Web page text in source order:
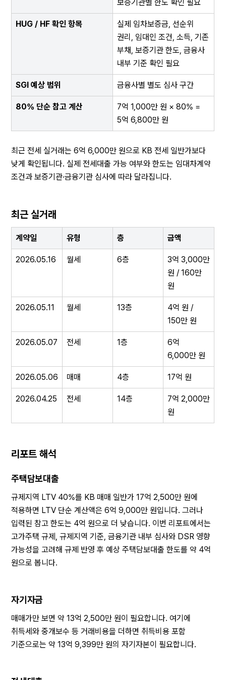
보증기관별 한도 확인 필요
HUG / HF 확인 항목
실제 임차보증금, 선순위
권리, 임대인 조건, 소득, 기존
부채, 보증기관 한도, 금융사
내부 기준 확인 필요
SGI 예상 범위 금융사별 별도 심사 구간
80% 단순 참고 계산
7억 1,000만 원 × 80% =
5억 6,800만 원
최근 전세 실거래는 6억 6,000만 원으로 KB 전세 일반가보다
낮게 확인됩니다. 실제 전세대출 가능 여부와 한도는 임대차계약
조건과 보증기관·금융기관 심사에 따라 달라집니다.
최근 실거래
계약일 유형 층 금액
2026.05.16 월세 6층
3억 3,000만
원 / 160만
원
2026.05.11 월세 13층
4억 원 /
150만 원
2026.05.07 전세 1층
6억
6,000만 원
2026.05.06 매매 4층 17억 원
2026.04.25 전세 14층
7억 2,000만
원
리포트 해석
주택담보대출
규제지역 LTV 40%를 KB 매매 일반가 17억 2,500만 원에
적용하면 LTV 단순 계산액은 6억 9,000만 원입니다. 그러나
입력된 참고 한도는 4억 원으로 더 낮습니다. 이번 리포트에서는
고가주택 규제, 규제지역 기준, 금융기관 내부 심사와 DSR 영향
가능성을 고려해 규제 반영 후 예상 주택담보대출 한도를 약 4억
원으로 봅니다.
자기자금
매매가만 보면 약 13억 2,500만 원이 필요합니다. 여기에
취득세와 중개보수 등 거래비용을 더하면 취득비용 포함
기준으로는 약 13억 9,399만 원의 자기자본이 필요합니다.